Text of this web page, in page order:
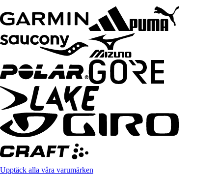
Upptäck alla våra varumärken